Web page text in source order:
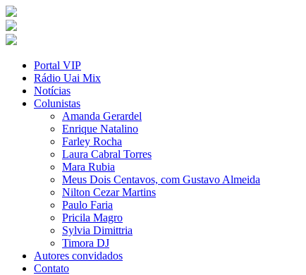
Portal VIP
Rádio Uai Mix
Notícias
Colunistas
Amanda Gerardel
Enrique Natalino
Farley Rocha
Laura Cabral Torres
Mara Rubia
Meus Dois Centavos, com Gustavo Almeida
Nilton Cezar Martins
Paulo Faria
Pricila Magro
Sylvia Dimittria
Timora DJ
Autores convidados
Contato